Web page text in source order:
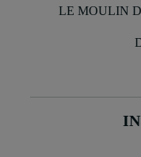
LE MOULIN